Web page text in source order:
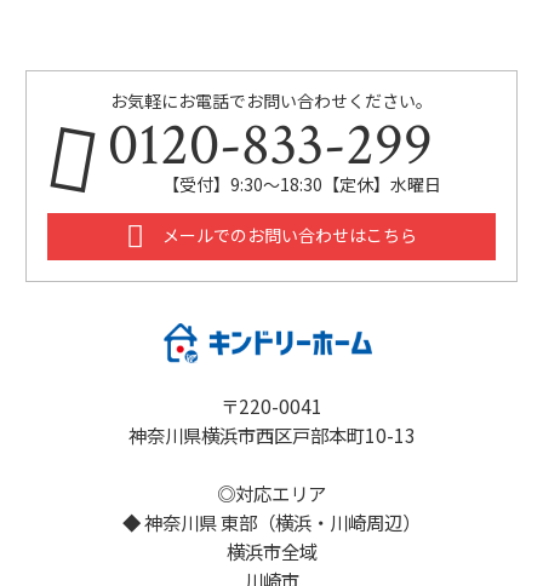
お気軽にお電話でお問い合わせください。
0120-833-299
【受付】9:30～18:30【定休】水曜日
メールでのお問い合わせはこちら
〒220-0041
神奈川県横浜市西区戸部本町10-13
◎対応エリア
◆ 神奈川県 東部（横浜・川崎周辺）
横浜市全域
川崎市